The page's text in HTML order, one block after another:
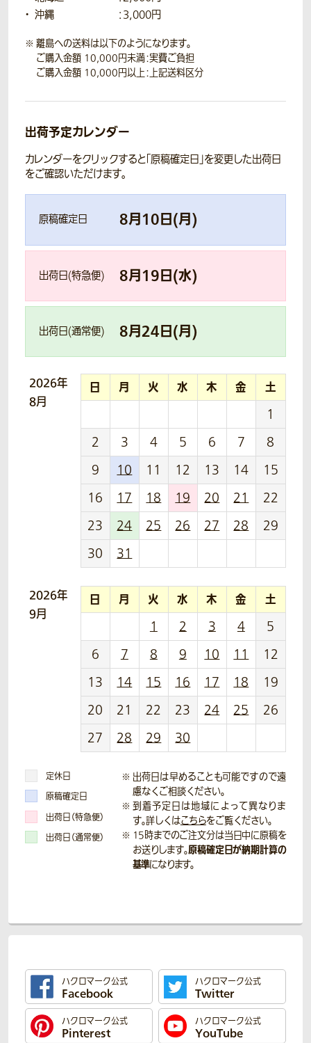
沖縄
：3,000円
離島への送料は以下のようになります。
ご購入金額 10,000円未満：実費ご負担
ご購入金額 10,000円以上：上記送料区分
出荷予定カレンダー
カレンダーをクリックすると「原稿確定日」を変更した出荷日
をご確認いただけます。
原稿確定日 8月10日(月)
出荷日(特急便) 8月19日(水)
出荷日(通常便) 8月24日(月)
2026年
8月
日 月 火 水 木 金 土
1
2
3 4 5 6 7
8
9
10 11 12 13 14
15
16
17 18 19 20 21
22
23
24 25 26 27 28
29
30
31
2026年
9月
日 月 火 水 木 金 土
1 2 3 4
5
6
7 8 9 10 11
12
13
14 15 16 17 18
19
20
21 22 23 24 25
26
27
28 29 30
定休日
原稿確定日
出荷日（特急便）
出荷日（通常便）
出荷日は早めることも可能ですので遠
慮なくご相談ください。
到着予定日は地域によって異なりま
す。詳しくはこちらをご覧ください。
15時までのご注文分は当日中に原稿を
お送りします。原稿確定日が納期計算の
基準になります。
ハクロマーク公式
Facebook
ハクロマーク公式
Twitter
ハクロマーク公式
Pinterest
ハクロマーク公式
YouTube